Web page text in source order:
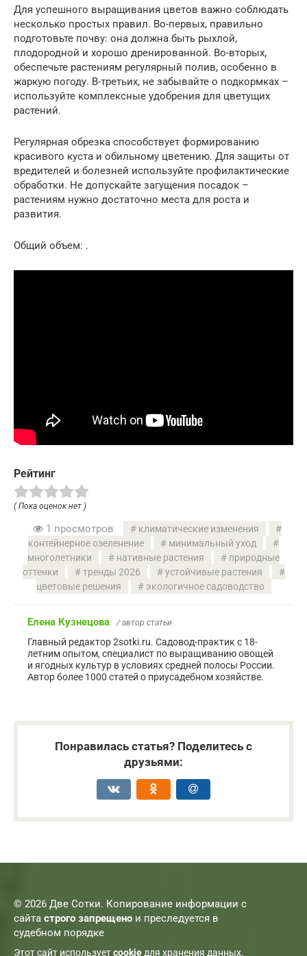
Для успешного выращивания цветов важно соблюдать
несколько простых правил. Во-первых, правильно
подготовьте почву: она должна быть рыхлой,
плодородной и хорошо дренированной. Во-вторых,
обеспечьте растениям регулярный полив, особенно в
жаркую погоду. В-третьих, не забывайте о подкормках –
используйте комплексные удобрения для цветущих
растений.
Регулярная обрезка способствует формированию
красивого куста и обильному цветению. Для защиты от
вредителей и болезней используйте профилактические
обработки. Не допускайте загущения посадок –
растениям нужно достаточно места для роста и
развития.
Общий объем: .
Рейтинг
( Пока оценок нет )
1 просмотров
климатические изменения
контейнерное озеленение
минимальный уход
многолетники
нативные растения
природные
оттенки
тренды 2026
устойчивые растения
цветовые решения
экологичное садоводство
Елена Кузнецова / автор статьи
Главный редактор 2sotki.ru. Садовод-практик с 18-
летним опытом, специалист по выращиванию овощей
и ягодных культур в условиях средней полосы России.
Автор более 1000 статей о приусадебном хозяйстве.
Понравилась статья? Поделитесь с
друзьями:
© 2026 Две Сотки. Копирование информации с
сайта строго запрещено и преследуется в
судебном порядке
Этот сайт используетcookie для хранения данных.